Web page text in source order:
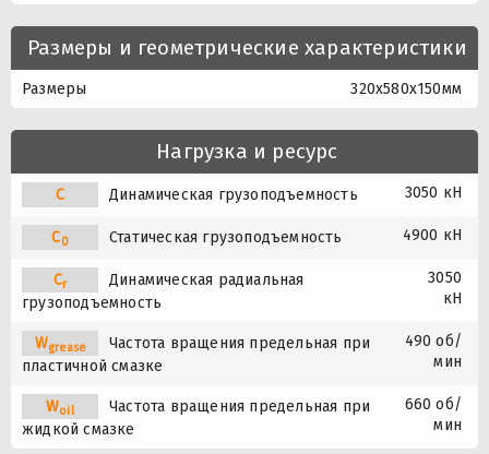
Размеры и геометрические характеристики
Размеры 320x580x150мм
Нагрузка и ресурс
C Динамическая грузоподъемность 3050 кН
C0 Статическая грузоподъемность 4900 кН
Cr
Динамическая радиальная
грузоподъемность
3050
кН
Wgrease
Частота вращения предельная при
пластичной смазке
490 об/
мин
Woil
Частота вращения предельная при
жидкой смазке
660 об/
мин